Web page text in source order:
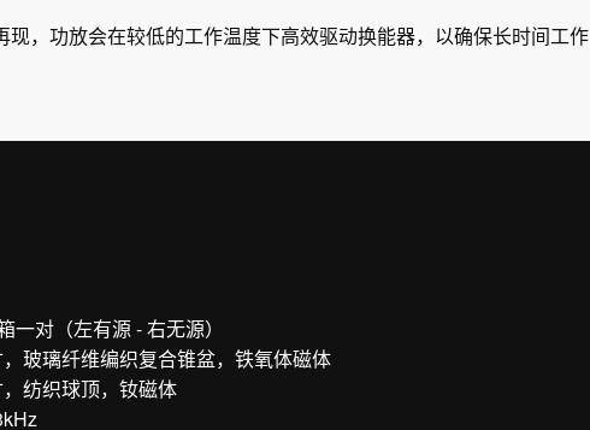
现，功放会在较低的工作温度下高效驱动换能器，以确保长时间工作
对（左有源 - 右无源）
玻璃纤维编织复合锥盆，铁氧体磁体
纺织球顶，钕磁体